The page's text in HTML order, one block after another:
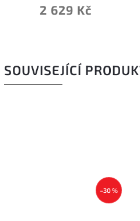
2 629 Kč
SOUVISEJÍCÍ
–30 %